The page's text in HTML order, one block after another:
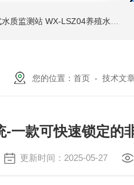
质监测站 WX-LSZ04养殖水质监测设备
您的位置：首页 -技术文
一款可快速锁定的
更新时间：2025-05-27